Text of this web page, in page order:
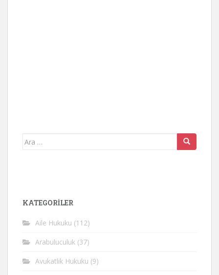
Arama
KATEGORİLER
Aile Hukuku (112)
Arabuluculuk (37)
Avukatlık Hukuku (9)